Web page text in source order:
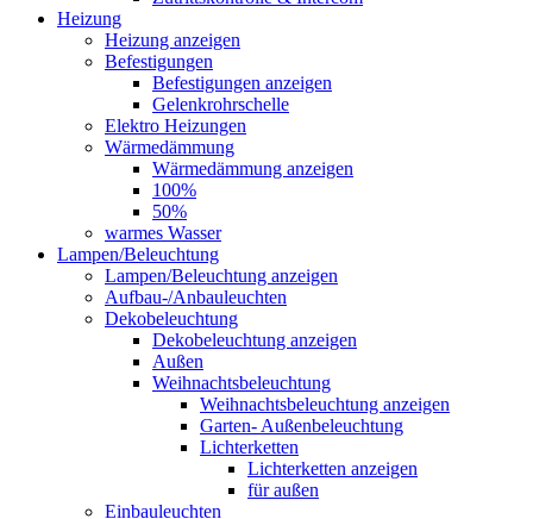
Heizung
Heizung anzeigen
Befestigungen
Befestigungen anzeigen
Gelenkrohrschelle
Elektro Heizungen
Wärmedämmung
Wärmedämmung anzeigen
100%
50%
warmes Wasser
Lampen/Beleuchtung
Lampen/Beleuchtung anzeigen
Aufbau-/Anbauleuchten
Dekobeleuchtung
Dekobeleuchtung anzeigen
Außen
Weihnachtsbeleuchtung
Weihnachtsbeleuchtung anzeigen
Garten- Außenbeleuchtung
Lichterketten
Lichterketten anzeigen
für außen
Einbauleuchten